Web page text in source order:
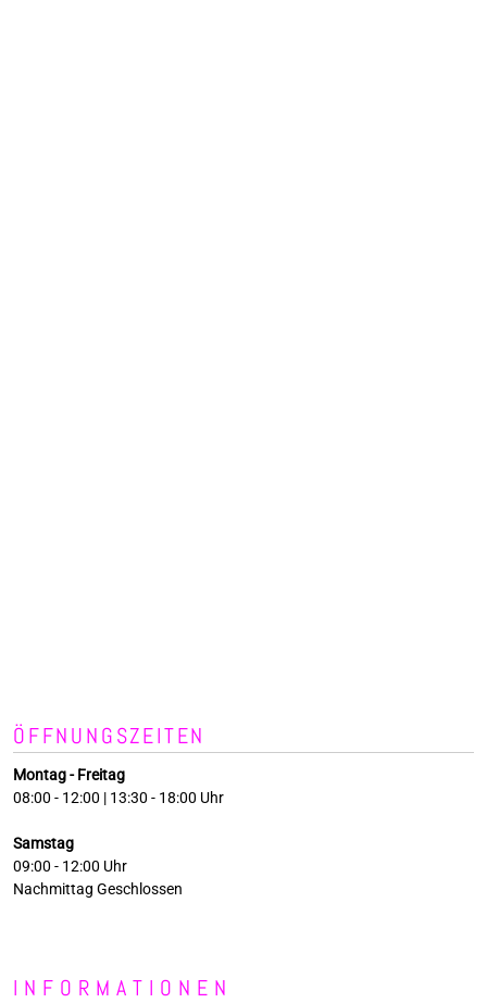
ÖFFNUNGSZEITEN
Montag - Freitag
08:00 - 12:00 | 13:30 - 18:00 Uhr
Samstag
09:00 - 12:00 Uhr
Nachmittag Geschlossen
INFORMATIONEN